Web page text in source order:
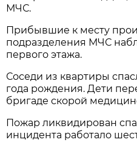
МЧС.
Прибывшие к месту
подразделения МЧС
первого этажа.
Соседи из квартиры
года рождения. Дети
бригаде скорой
Пожар ликвидирован
инцидента работало